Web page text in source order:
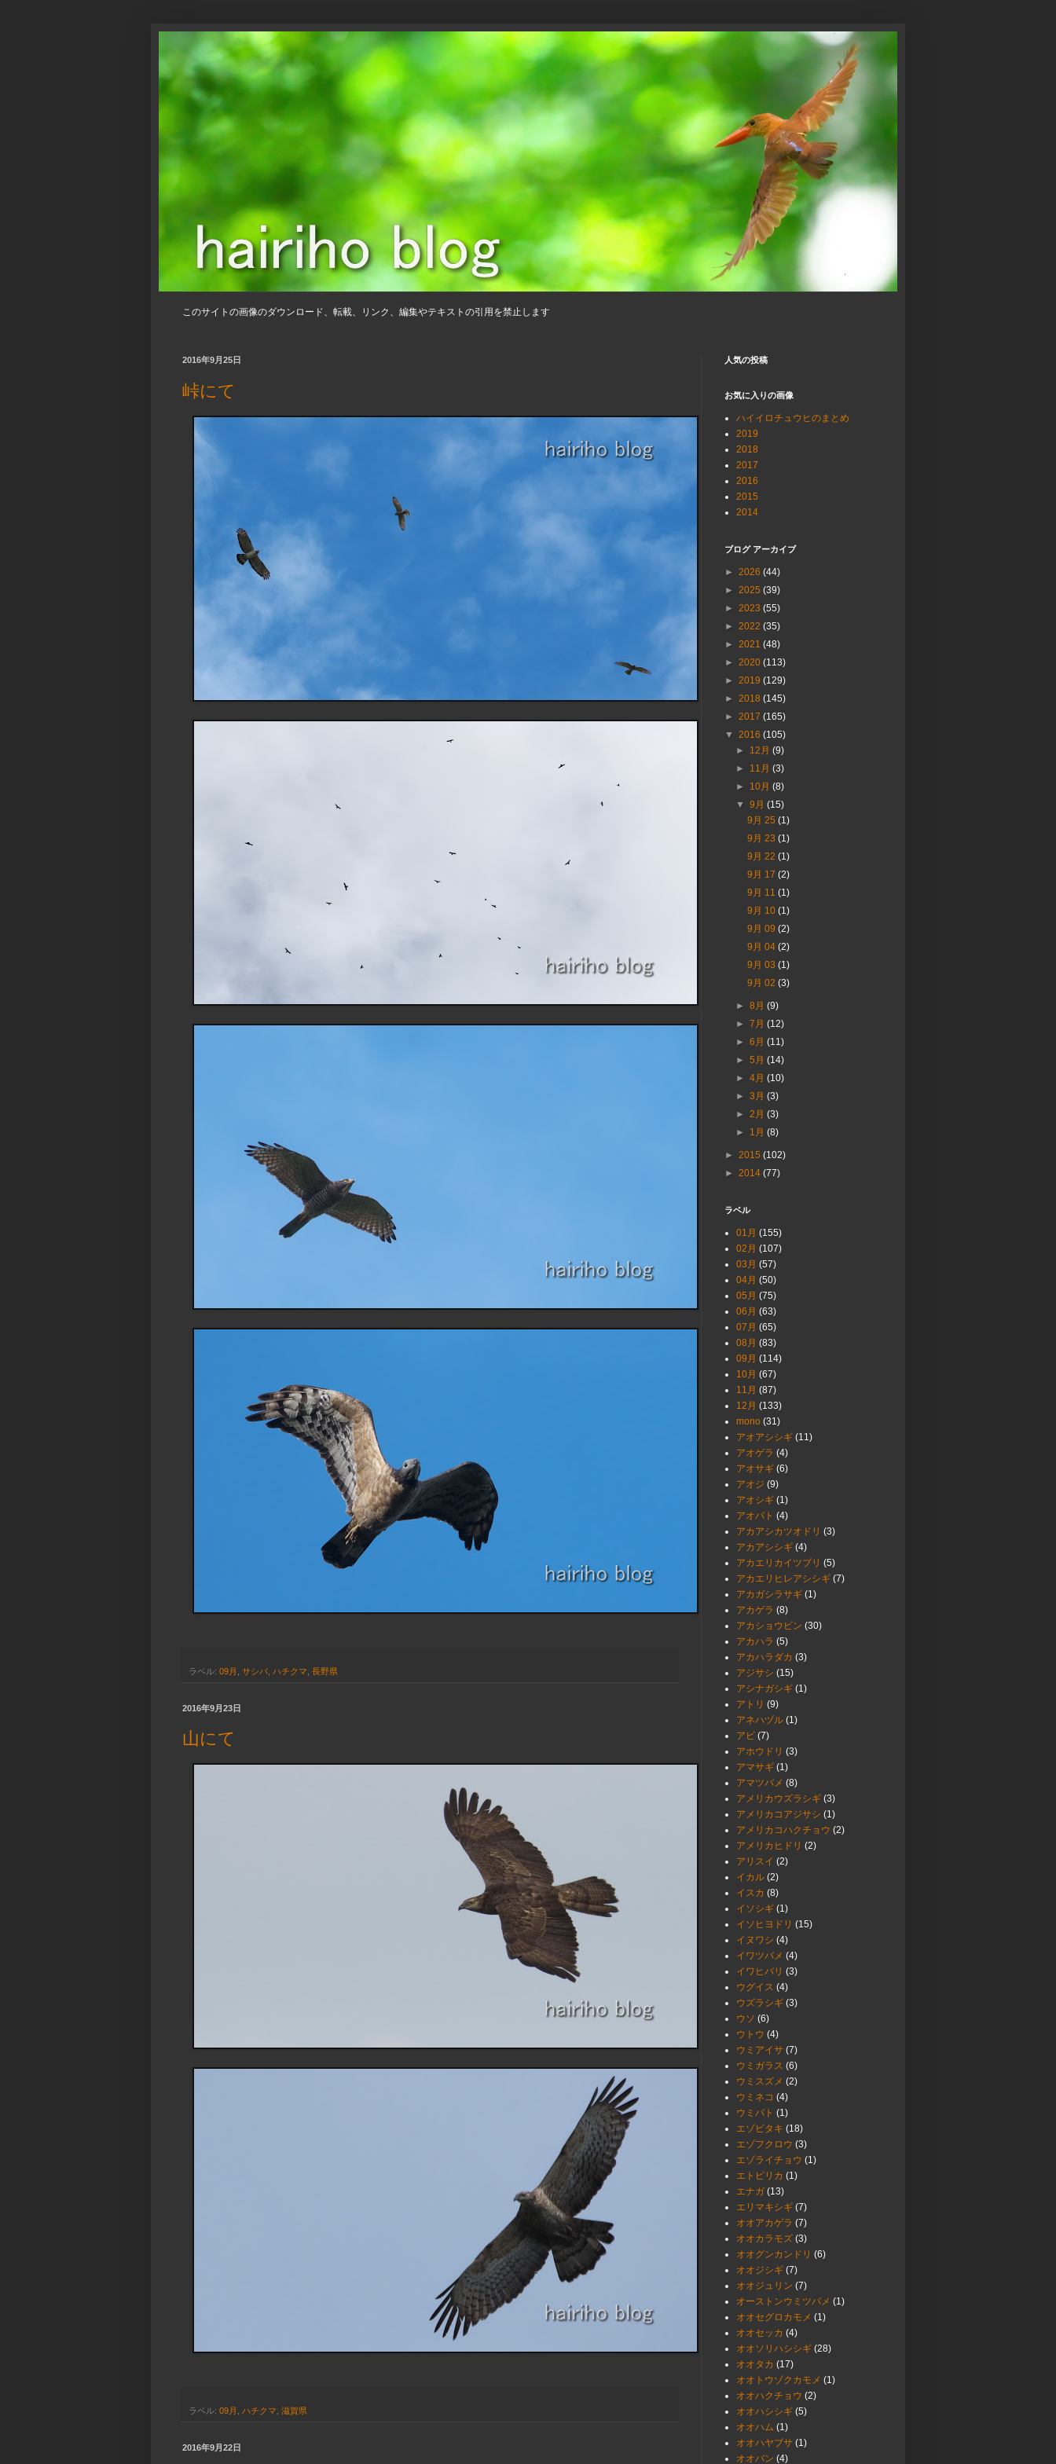
このサイトの画像のダウンロード、転載、リンク、編集やテキストの引用を禁止します
2016年9月25日
峠にて
ラベル: 09月 サシバ ハチクマ 長野県
2016年9月23日
山にて
ラベル: 09月 ハチクマ 滋賀県
2016年9月22日
人気の投稿
お気に入りの画像
ハイイロチュウヒのまとめ
2019
2018
2017
2016
2015
2014
ブログ アーカイブ
► 2026 (44)
► 2025 (39)
► 2023 (55)
► 2022 (35)
► 2021 (48)
► 2020 (113)
► 2019 (129)
► 2018 (145)
► 2017 (165)
▼ 2016 (105)
► 12月(9)
► 11月(3)
► 10月(8)
▼9月(15)
9月 25 (1)
9月 23 (1)
9月 22 (1)
9月 17 (2)
9月 11 (1)
9月 10 (1)
9月 09 (2)
9月 04 (2)
9月 03 (1)
9月 02 (3)
►8月(9)
►7月(12)
►6月(11)
►5月(14)
►4月(10)
►3月(3)
►2月(3)
► 1月(8)
► 2015 (102)
► 2014 (77)
ラベル
01月 (155)
02月 (107)
03月 (57)
04月 (50)
05月 (75)
06月 (63)
07月 (65)
08月 (83)
09月 (114)
10月 (67)
11月 (87)
12月 (133)
mono (31)
アオアシシギ (11)
アオゲラ (4)
アオサギ (6)
アオジ (9)
アオシギ (1)
アオバト (4)
アカアシカツオドリ (3)
アカアシシギ (4)
アカエリカイツブリ (5)
アカエリヒレアシシギ (7)
アカガシラサギ (1)
アカゲラ (8)
アカショウビン (30)
アカハラ (5)
アカハラダカ (3)
アジサシ (15)
アシナガシギ (1)
アトリ (9)
アネハヅル (1)
アビ (7)
アホウドリ (3)
アマサギ (1)
アマツバメ (8)
アメリカウズラシギ (3)
アメリカコアジサシ (1)
アメリカコハクチョウ (2)
アメリカヒドリ (2)
アリスイ (2)
イカル (2)
イスカ (8)
イソシギ (1)
イソヒヨドリ (15)
イヌワシ (4)
イワツバメ (4)
イワヒバリ (3)
ウグイス (4)
ウズラシギ (3)
ウソ (6)
ウトウ (4)
ウミアイサ (7)
ウミガラス (6)
ウミスズメ (2)
ウミネコ (4)
ウミバト (1)
エゾビタキ (18)
エゾフクロウ (3)
エゾライチョウ (1)
エトピリカ (1)
エナガ (13)
エリマキシギ (7)
オオアカゲラ (7)
オオカラモズ (3)
オオグンカンドリ (6)
オオジシギ (7)
オオジュリン (7)
オーストンウミツバメ (1)
オオセグロカモメ (1)
オオセッカ (4)
オオソリハシシギ (28)
オオタカ (17)
オオトウゾクカモメ (1)
オオハクチョウ (2)
オオハシシギ (5)
オオハム (1)
オオハヤブサ (1)
オオバン (4)